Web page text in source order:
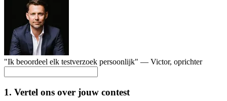
"Ik beoordeel elk testverzoek persoonlijk" — Victor, oprichter
1. Vertel ons over jouw contest